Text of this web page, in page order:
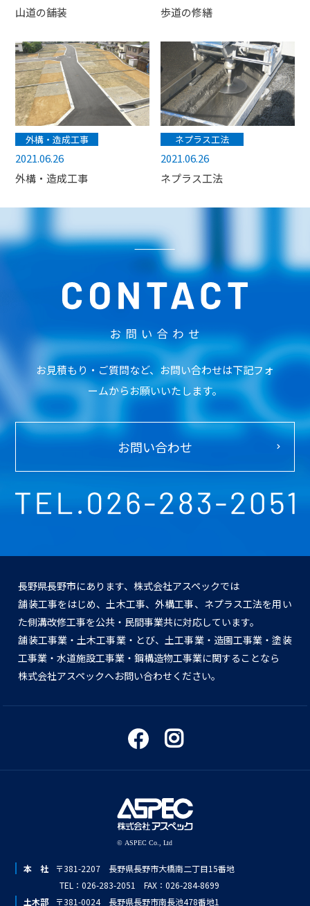
山道の舗装
歩道の修繕
外構・造成工事
2021.06.26
外構・造成工事
ネプラス工法
2021.06.26
ネプラス工法
お見積もり・ご質問など、お問い合わせは下記フォ
ームからお願いいたします。
お問い合わせ
長野県長野市にあります、株式会社アスペックでは
舗装工事をはじめ、土木工事、外構工事、ネプラス工法を用い
た側溝改修工事を公共・民間事業共に対応しています。
舗装工事業・土木工事業・とび、土工事業・造園工事業・塗装
工事業・水道施設工事業・鋼構造物工事業に関することなら
株式会社アスペックへお問い合わせください。
本 社
〒381-2207 長野県長野市大橋南二丁目15番地
TEL：026-283-2051 FAX：026-284-8699
土木部
〒381-0024 長野県長野市南長池478番地1